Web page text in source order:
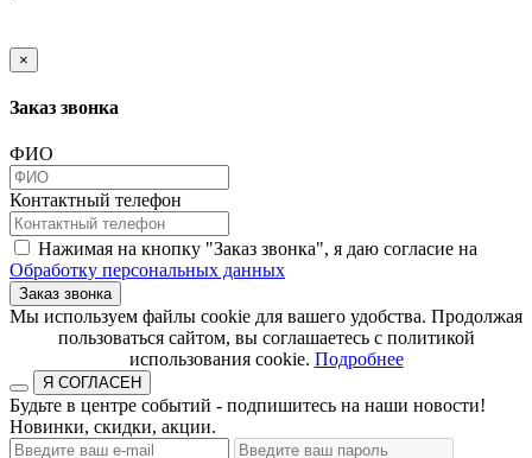
×
Заказ звонка
ФИО
Контактный телефон
Нажимая на кнопку "Заказ звонка", я даю согласие на
Обработку персональных данных
Заказ звонка
​​​​​​​Мы используем файлы cookie для вашего удобства. Продолжая
пользоваться сайтом, вы соглашаетесь с политикой
использования cookie.​​​​​​​ Подробнее
Я СОГЛАСЕН
Будьте в центре событий - подпишитесь на наши новости!
Новинки, скидки, акции.